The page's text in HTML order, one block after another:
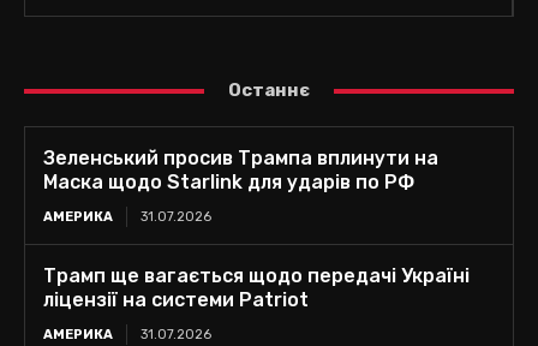
Останнє
Зеленський просив Трампа вплинути на
Маска щодо Starlink для ударів по РФ
АМЕРИКА 31.07.2026
Трамп ще вагається щодо передачі Україні
ліцензії на системи Patriot
АМЕРИКА 31.07.2026